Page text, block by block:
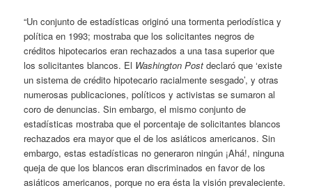
“Un conjunto de estadísticas originó una tormenta periodística y
política en 1993; mostraba que los solicitantes negros de
créditos hipotecarios eran rechazados a una tasa superior que
los solicitantes blancos. El Washington Post declaró que ‘existe
un sistema de crédito hipotecario racialmente sesgado’, y otras
numerosas publicaciones, políticos y activistas se sumaron al
coro de denuncias. Sin embargo, el mismo conjunto de
estadísticas mostraba que el porcentaje de solicitantes blancos
rechazados era mayor que el de los asiáticos americanos. Sin
embargo, estas estadísticas no generaron ningún ¡Ahá!, ninguna
queja de que los blancos eran discriminados en favor de los
asiáticos americanos, porque no era ésta la visión prevaleciente.